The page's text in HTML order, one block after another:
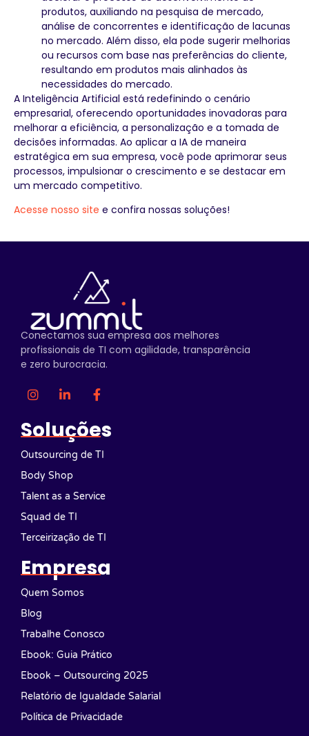
produtos, auxiliando na pesquisa de mercado,
análise de concorrentes e identificação de lacunas
no mercado. Além disso, ela pode sugerir melhorias
ou recursos com base nas preferências do cliente,
resultando em produtos mais alinhados às
necessidades do mercado.
A Inteligência Artificial está redefinindo o cenário
empresarial, oferecendo oportunidades inovadoras para
melhorar a eficiência, a personalização e a tomada de
decisões informadas. Ao aplicar a IA de maneira
estratégica em sua empresa, você pode aprimorar seus
processos, impulsionar o crescimento e se destacar em
um mercado competitivo.
Acesse nosso site e confira nossas soluções!
Conectamos sua empresa aos melhores
profissionais de TI com agilidade, transparência
e zero burocracia.
Soluções
Outsourcing de TI
Body Shop
Talent as a Service
Squad de TI
Terceirização de TI
Empresa
Quem Somos
Blog
Trabalhe Conosco
Ebook: Guia Prático
Ebook – Outsourcing 2025
Relatório de Igualdade Salarial
Política de Privacidade